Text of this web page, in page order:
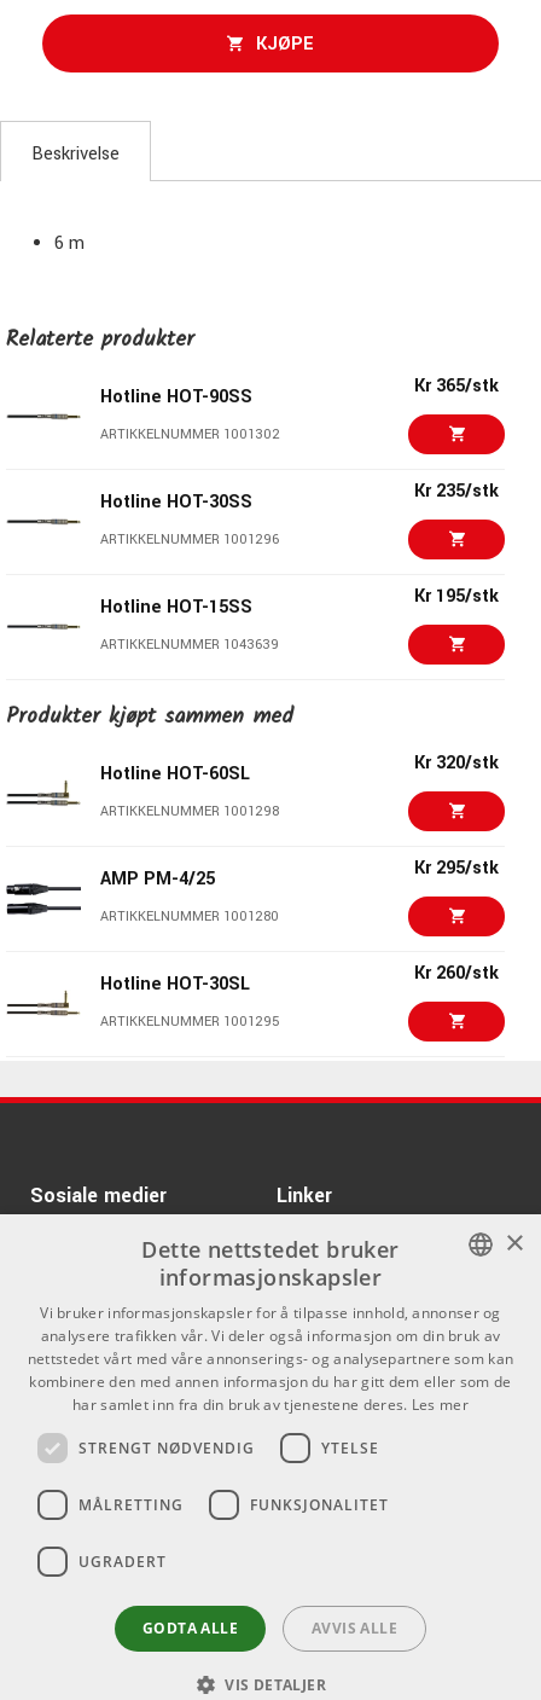
KJØPE
Beskrivelse
6 m
Relaterte produkter
Hotline HOT-90SS
ARTIKKELNUMMER 1001302
Kr 365/stk
Hotline HOT-30SS
ARTIKKELNUMMER 1001296
Kr 235/stk
Hotline HOT-15SS
ARTIKKELNUMMER 1043639
Kr 195/stk
Hotline HOT-60SL
Hotline HOT-90SL Kr 380/stk
Hotline HOT-30SL Kr 260/stk
VOX VCC090BK Kr 440/stk
Produkter kjøpt sammen med
Hotline HOT-60SL
ARTIKKELNUMMER 1001298
Kr 320/stk
AMP PM-4/25
ARTIKKELNUMMER 1001280
Kr 295/stk
Hotline HOT-30SL
ARTIKKELNUMMER 1001295
Kr 260/stk
AMP PM-4/33
ARTIKKELNUMMER 1001150
Hotline HOT-30SS
ARTIKKELNUMMER 1001296
Kr 235/stk
ARTURIA MicroFreak
Sosiale medier Linker
Om Oss
Kontakt oss
Kjøpsvilkår
Butikken
Varemerker
0555 Oslo
NORWEGIAN
×
Dette nettstedet bruker
informasjonskapsler
Vi bruker informasjonskapsler for å tilpasse innhold, annonser og
analysere trafikken vår. Vi deler også informasjon om din bruk av
nettstedet vårt med våre annonserings- og analysepartnere som kan
kombinere den med annen informasjon du har gitt dem eller som de
har samlet inn fra din bruk av tjenestene deres. Les mer
STRENGT NØDVENDIG YTELSE
MÅLRETTING FUNKSJONALITET
UGRADERT
GODTA ALLE AVVIS ALLE
VIS DETALJER